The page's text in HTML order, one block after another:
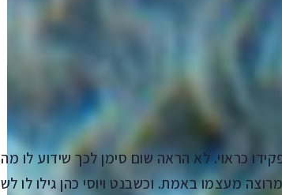
קראו ב: ENGLISH
כראוי. לא הראה שום סימן לכך שידוע לו
מרוצה מעצמו באמת. וכשבנט ויוסי כהן גילו לו